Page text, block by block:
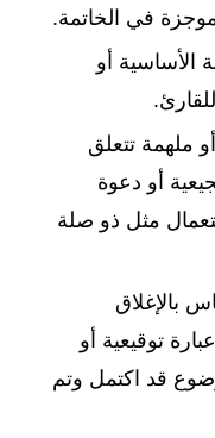
في الخاتمة.
الأساسية أو
ملهمة تتعلق
أو دعوة
مثل ذو صلة
بالإغلاق
توقيعية أو
قد اكتمل وتم